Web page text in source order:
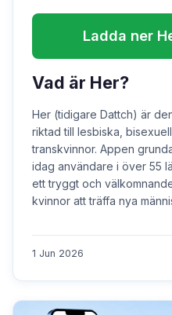
Ladda ner
Vad är Her?
Her (tidigare Dattch) är
riktad till lesbiska,
transkvinnor. Appen
idag användare i över 55
ett tryggt och
kvinnor att träffa nya
1 Jun 2026